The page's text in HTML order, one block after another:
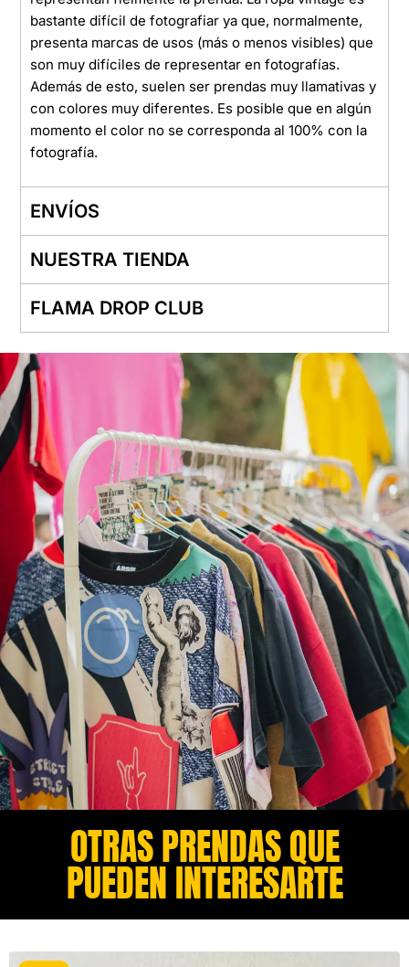
bastante difícil de fotografiar ya que, normalmente,
presenta marcas de usos (más o menos visibles) que
son muy difíciles de representar en fotografías.
Además de esto, suelen ser prendas muy llamativas y
con colores muy diferentes. Es posible que en algún
momento el color no se corresponda al 100% con la
fotografía.
ENVÍOS
NUESTRA TIENDA
FLAMA DROP CLUB
OTRAS PRENDAS QUE
PUEDEN INTERESARTE​